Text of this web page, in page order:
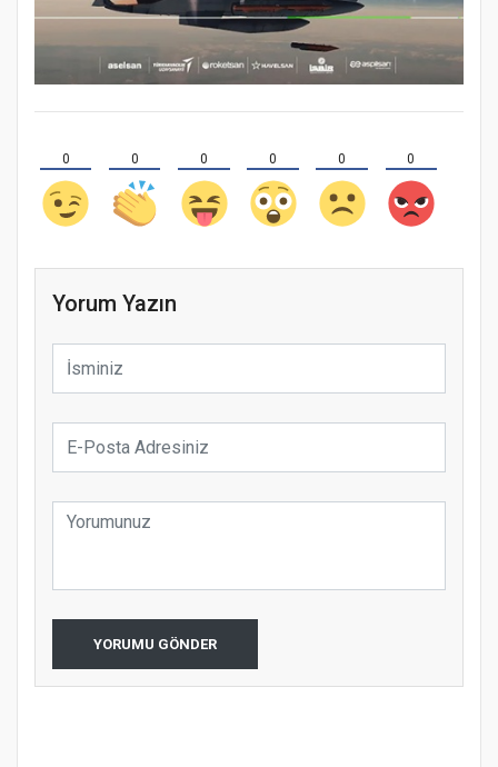
0 0 0 0 0 0
Yorum Yazın
YORUMU GÖNDER